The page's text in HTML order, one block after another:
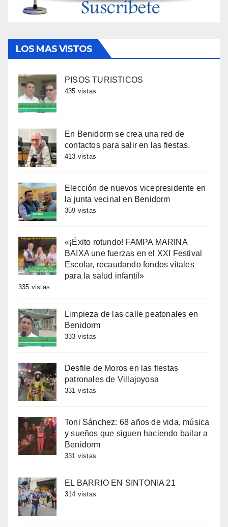
LOS MAS VISTOS
PISOS TURISTICOS
435 vistas
En Benidorm se crea una red de
contactos para salir en las fiestas.
413 vistas
Elección de nuevos vicepresidente en
la junta vecinal en Benidorm
359 vistas
«¡Éxito rotundo! FAMPA MARINA
BAIXA une fuerzas en el XXI Festival
Escolar, recaudando fondos vitales
para la salud infantil»
335 vistas
Limpieza de las calle peatonales en
Benidorm
333 vistas
Desfile de Moros en las fiestas
patronales de Villajoyosa
331 vistas
Toni Sánchez: 68 años de vida, música
y sueños que siguen haciendo bailar a
Benidorm
331 vistas
EL BARRIO EN SINTONIA 21
314 vistas